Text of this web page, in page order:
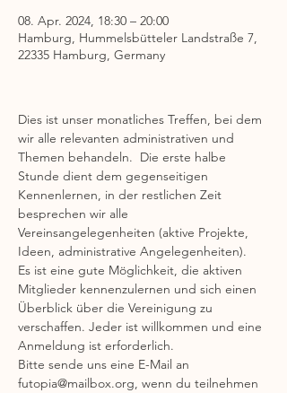
08. Apr. 2024, 18:30 – 20:00
Hamburg, Hummelsbütteler Landstraße 7,
22335 Hamburg, Germany
Dies ist unser monatliches Treffen, bei dem
wir alle relevanten administrativen und
Themen behandeln.  Die erste halbe
Stunde dient dem gegenseitigen
Kennenlernen, in der restlichen Zeit
besprechen wir alle
Vereinsangelegenheiten (aktive Projekte,
Ideen, administrative Angelegenheiten).
Es ist eine gute Möglichkeit, die aktiven
Mitglieder kennenzulernen und sich einen
Überblick über die Vereinigung zu
verschaffen. Jeder ist willkommen und eine
Anmeldung ist erforderlich.
Bitte sende uns eine E-Mail an
futopia@mailbox.org, wenn du teilnehmen